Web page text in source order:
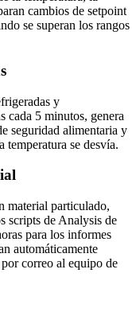
cambios de setpoint
se superan los rangos
y
cada 5 minutos, genera
seguridad alimentaria y
temperatura se desvía.
material particulado,
scripts de Analysis de
para los informes
automáticamente
correo al equipo de